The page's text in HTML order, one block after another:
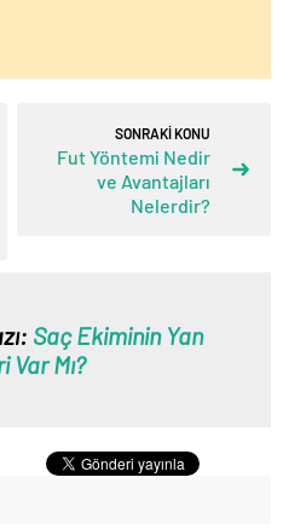
SONRAKİ KONU
Fut Yöntemi Nedir
ve Avantajları
Nelerdir?
Saç Ekiminin Yan
Var Mı?